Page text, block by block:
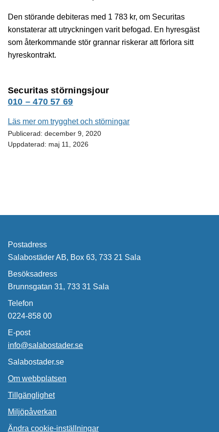
Den störande debiteras med 1 783 kr, om Securitas
konstaterar att utryckningen varit befogad. En hyresgäst
som återkommande stör grannar riskerar att förlora sitt
hyreskontrakt.
Securitas störningsjour
010 – 470 57 69
Läs mer om trygghet och störningar
Publicerad: december 9, 2020
Uppdaterad: maj 11, 2026
Postadress
Salabostäder AB, Box 63, 733 21 Sala
Besöksadress
Brunnsgatan 31, 733 31 Sala
Telefon
0224-858 00
E-post
info@salabostader.se
Salabostader.se
Om webbplatsen
Tillgänglighet
Miljöpåverkan
Ändra cookie-inställningar